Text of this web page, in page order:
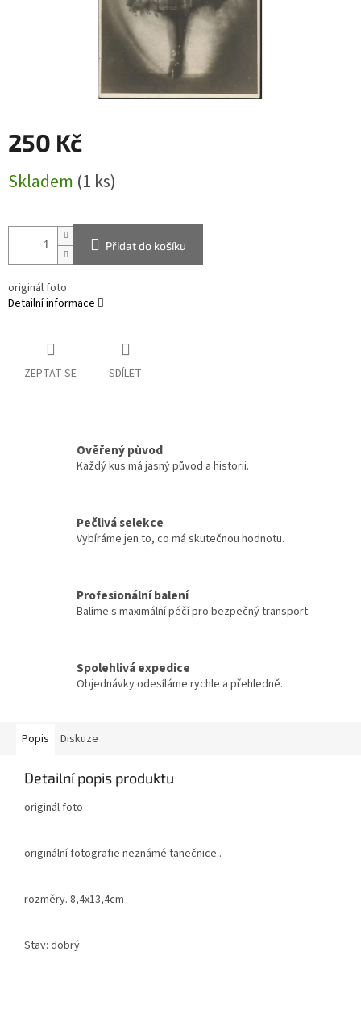
250 Kč
cena:
Skladem (1 ks)
Přidat do košíku
originál foto
Detailní informace
ZEPTAT SE SDÍLET
Ověřený původ
Každý kus má jasný původ a historii.
Pečlivá selekce
Vybíráme jen to, co má skutečnou hodnotu.
Profesionální balení
Balíme s maximální péčí pro bezpečný transport.
Spolehlivá expedice
Objednávky odesíláme rychle a přehledně.
Popis Diskuze
Detailní popis produktu
originál foto
originální fotografie neznámé tanečnice..
rozměry. 8,4x13,4cm
Stav: dobrý